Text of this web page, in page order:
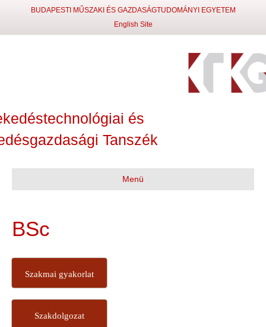
BUDAPESTI MŰSZAKI ÉS GAZDASÁGTUDOMÁNYI EGYETEM
English Site
és
Tanszék
Menü
BSc
Szakmai gyakorlat
Szakdolgozat